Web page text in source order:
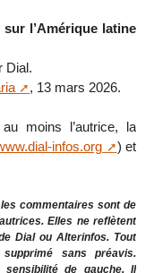
l’Amérique latine
Dial.
, 13 mars 2026.
moins l’autrice, la
infos.org
) et
commentaires sont de
Elles ne reflètent
Dial ou Alterinfos. Tout
sans préavis.
de gauche. Il